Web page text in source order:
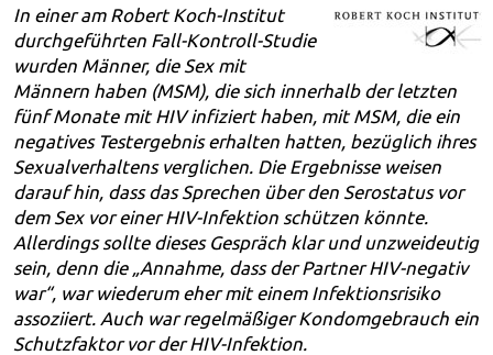
In einer am Robert Koch-Institut
durchgeführten Fall-Kontroll-Studie
wurden Männer, die Sex mit
Männern haben (MSM), die sich innerhalb der letzten
fünf Monate mit HIV infiziert haben, mit MSM, die ein
negatives Testergebnis erhalten hatten, bezüglich ihres
Sexualverhaltens verglichen. Die Ergebnisse weisen
darauf hin, dass das Sprechen über den Serostatus vor
dem Sex vor einer HIV-Infektion schützen könnte.
Allerdings sollte dieses Gespräch klar und unzweideutig
sein, denn die „Annahme, dass der Partner HIV-negativ
war“, war wiederum eher mit einem Infektionsrisiko
assoziiert. Auch war regelmäßiger Kondomgebrauch ein
Schutzfaktor vor der HIV-Infektion.